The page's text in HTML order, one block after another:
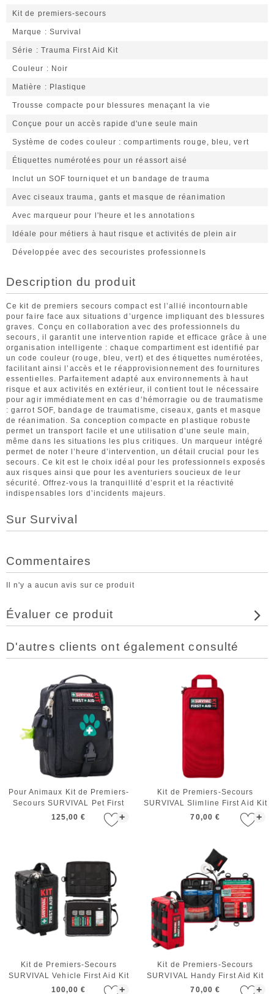
Kit de premiers-secours
Marque Survival
Série Trauma First Aid Kit
Couleur Noir
Matière Plastique
Trousse compacte pour blessures menaçant la vie
Conçue pour un accès rapide d'une seule main
Système de codes couleur compartiments rouge, bleu, vert
Étiquettes numérotées pour un réassort aisé
Inclut un SOF tourniquet et un bandage de trauma
Avec ciseaux trauma, gants et masque de réanimation
Avec marqueur pour l'heure et les annotations
Idéale pour métiers à haut risque et activités de plein air
Développée avec des secouristes professionnels
Description du produit
Ce kit de premiers secours compact est l’allié incontournable
pour faire face aux situations d’urgence impliquant des blessures
graves. Conçu en collaboration avec des professionnels du
secours, il garantit une intervention rapide et efficace grâce à une
organisation intelligente : chaque compartiment est identifié par
un code couleur (rouge, bleu, vert) et des étiquettes numérotées,
facilitant ainsi l’accès et le réapprovisionnement des fournitures
essentielles. Parfaitement adapté aux environnements à haut
risque et aux activités en extérieur, il contient tout le nécessaire
pour agir immédiatement en cas d’hémorragie ou de traumatisme
: garrot SOF, bandage de traumatisme, ciseaux, gants et masque
de réanimation. Sa conception compacte en plastique robuste
permet un transport facile et une utilisation d’une seule main,
même dans les situations les plus critiques. Un marqueur intégré
permet de noter l’heure d’intervention, un détail crucial pour les
secours. Ce kit est le choix idéal pour les professionnels exposés
aux risques ainsi que pour les aventuriers soucieux de leur
sécurité. Offrez-vous la tranquillité d’esprit et la réactivité
indispensables lors d’incidents majeurs.
Sur Survival
Commentaires
Il n'y a aucun avis sur ce produit
Évaluer ce produit
D'autres clients ont également consulté
+
Pour Animaux Kit de Premiers-
Secours SURVIVAL Pet First
Aid Kit
125,00 € +
Kit de Premiers-Secours
SURVIVAL Slimline First Aid Kit
Red
70,00 €
+
Kit de Premiers-Secours
SURVIVAL Vehicle First Aid Kit
100,00 €
+
Kit de Premiers-Secours
SURVIVAL Handy First Aid Kit
70,00 €